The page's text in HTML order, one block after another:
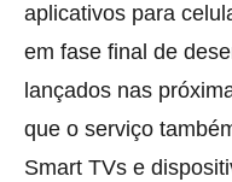
aplicativos para
em fase final de
lançados nas
que o serviço
Smart TVs e